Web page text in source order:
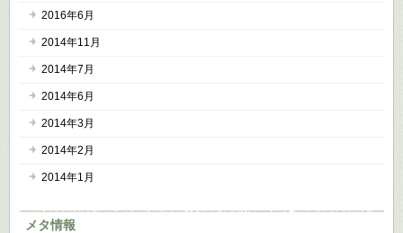
2016年6月
2014年11月
2014年7月
2014年6月
2014年3月
2014年2月
2014年1月
メタ情報